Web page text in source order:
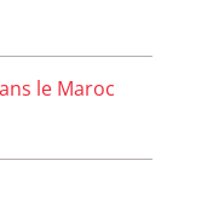
le Maroc